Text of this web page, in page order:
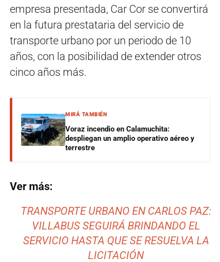
empresa presentada, Car Cor se convertirá
en la futura prestataria del servicio de
transporte urbano por un periodo de 10
años, con la posibilidad de extender otros
cinco años más.
MIRÁ TAMBIÉN
Voraz incendio en Calamuchita:
despliegan un amplio operativo aéreo y
terrestre
Ver más:
TRANSPORTE URBANO EN CARLOS PAZ:
VILLABUS SEGUIRÁ BRINDANDO EL
SERVICIO HASTA QUE SE RESUELVA LA
LICITACIÓN